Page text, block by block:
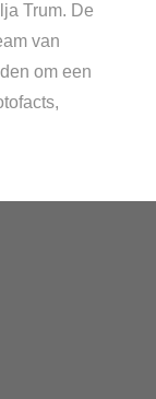
Trum. De
van
om een